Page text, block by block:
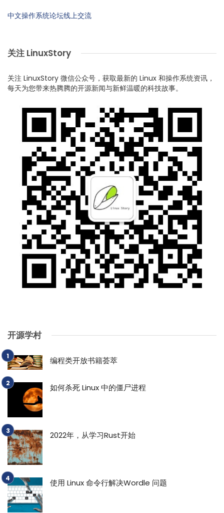
中文操作系统论坛线上交流
关注 LinuxStory
关注 LinuxStory 微信公众号，获取最新的 Linux 和操作系统资讯，
每天为您带来热腾腾的开源新闻与新鲜温暖的科技故事。
开源学村
编程类开放书籍荟萃
如何杀死 Linux 中的僵尸进程
2022年，从学习Rust开始
使用 Linux 命令行解决Wordle 问题